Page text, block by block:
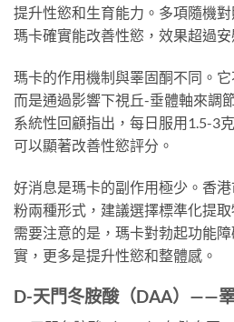
提升性慾和生育能力。多項隨機
瑪卡確實能改善性慾，效果超過安
瑪卡的作用機制與睪固酮不同。
而是通過影響下視丘-垂體軸來調
系統性回顧指出，每日服用1.5-3
可以顯著改善性慾評分。
好消息是瑪卡的副作用極少。香
粉兩種形式，建議選擇標準化提
需要注意的是，瑪卡對勃起功能
實，更多是提升性慾和整體感。
D-天門冬胺酸（DAA）——